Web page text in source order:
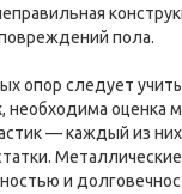
пола.
опор следует
необходима оценка
— каждый из
и